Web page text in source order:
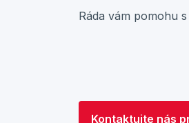
Ráda vám pomohu
Kontaktujte nás